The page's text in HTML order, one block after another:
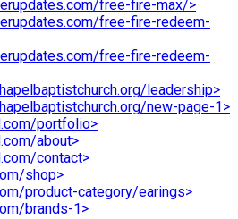
free-fire-max/>
free-fire-redeem-
free-fire-redeem-
leadership>
new-page-1>
portfolio>
about>
contact>
shop>
product-category/earings>
brands-1>